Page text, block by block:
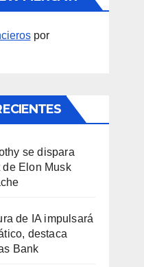
por
se dispara
de Elon Musk
de IA impulsará
destaca
Bank